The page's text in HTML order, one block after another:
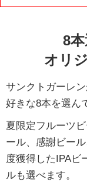
8
オリ
サンクトガーレ
好きな8本を選ん
夏限定フルーツ
ール、感謝ビー
度獲得したIPAビ
ルも選べます。